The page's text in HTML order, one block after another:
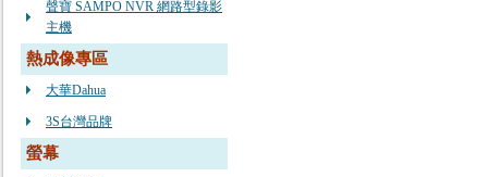
聲寶 SAMPO NVR 網路型錄影
主機
熱成像專區
大華Dahua
3S台灣品牌
螢幕